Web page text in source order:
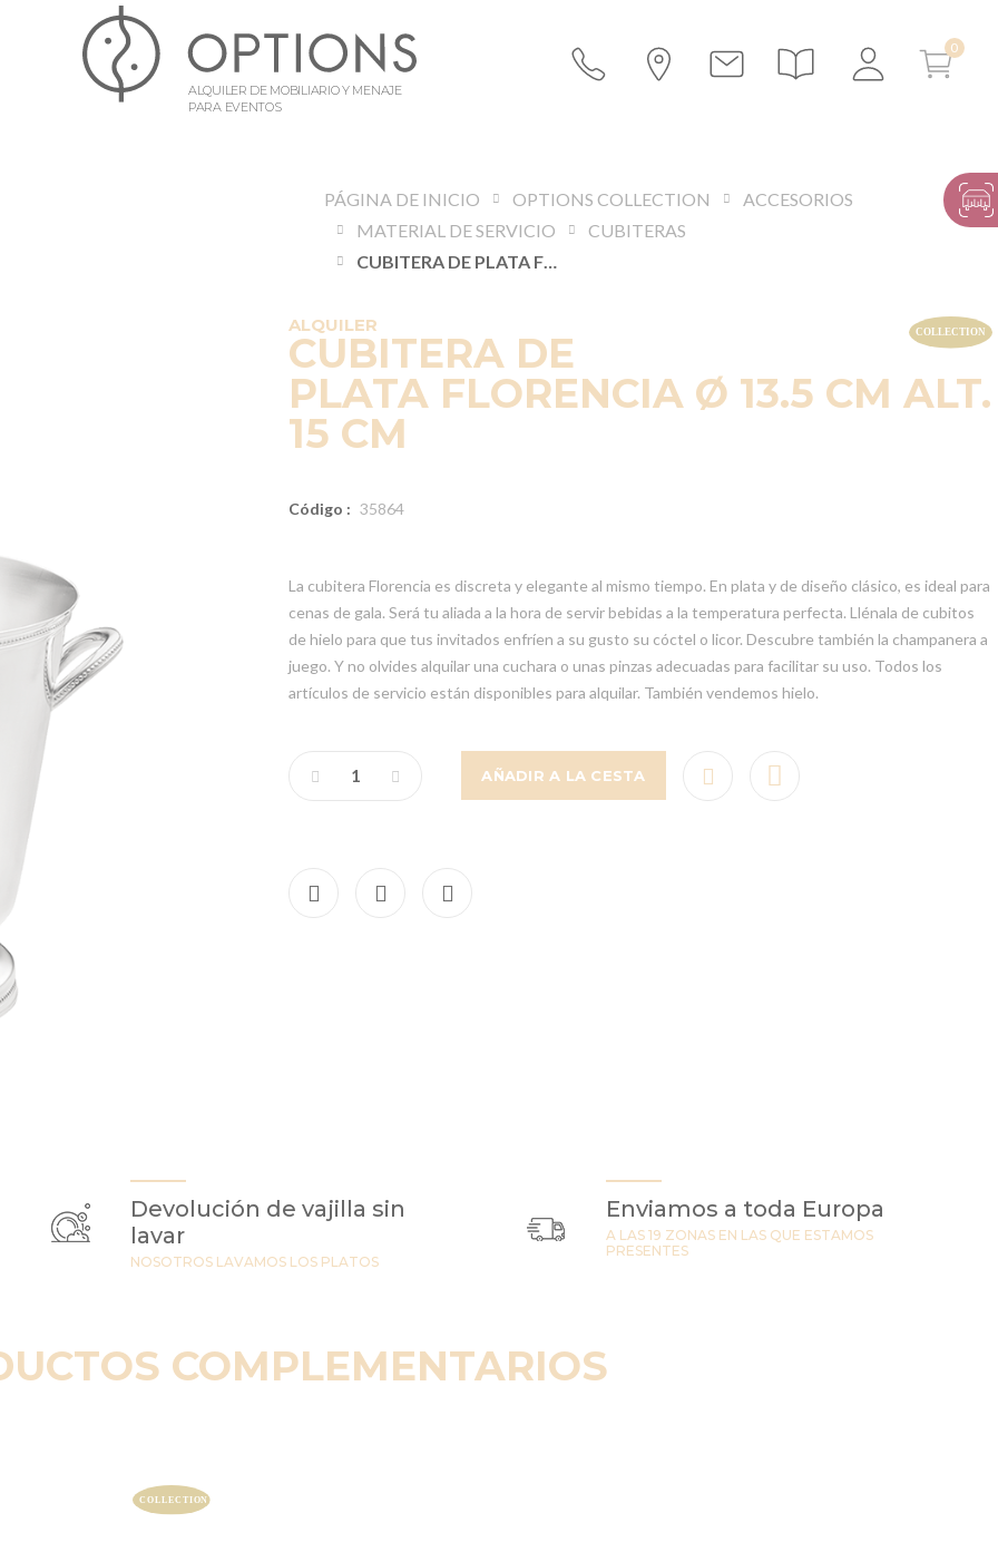
ALQUILER DE MOBILIARIO Y MENAJE
PARA EVENTOS
PÁGINA DE INICIO OPTIONS COLLECTION
ACCESORIOS
MATERIAL DE SERVICIO
CUBITERAS
CUBITERA DE PLATA FLORENCIA Ø 13.5 CM ALT. 15 CM
ALQUILER
CUBITERA DE
PLATA FLORENCIA Ø 13.5 CM ALT.
15 CM
Código : 35864
La cubitera Florencia es discreta y elegante al mismo tiempo. En plata y de diseño clásico, es ideal para
cenas de gala. Será tu aliada a la hora de servir bebidas a la temperatura perfecta. Llénala de cubitos
de hielo para que tus invitados enfríen a su gusto su cóctel o licor. Descubre también la champanera a
juego. Y no olvides alquilar una cuchara o unas pinzas adecuadas para facilitar su uso. Todos los
artículos de servicio están disponibles para alquilar. También vendemos hielo.
AÑADIR A LA CESTA
Devolución de vajilla sin
lavar
NOSOTROS LAVAMOS LOS PLATOS
Enviamos a toda Europa
A LAS 19 ZONAS EN LAS QUE ESTAMOS
PRESENTES
COMPLEMENTARIOS